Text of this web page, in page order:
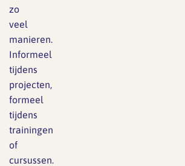
zo
veel
manieren.
Informeel
tijdens
projecten,
formeel
tijdens
trainingen
of
cursussen.